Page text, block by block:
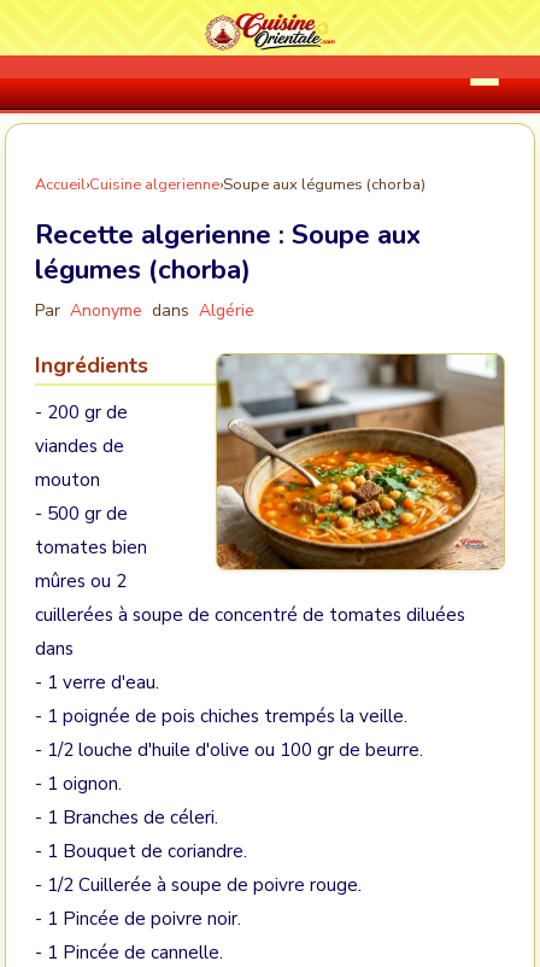
Accueil›Cuisine algerienne›Soupe aux légumes (chorba)
Recette algerienne : Soupe aux
légumes (chorba)
Par Anonyme dans Algérie
Ingrédients
- 200 gr de
viandes de
mouton
- 500 gr de
tomates bien
mûres ou 2
cuillerées à soupe de concentré de tomates diluées
dans
- 1 verre d'eau.
- 1 poignée de pois chiches trempés la veille.
- 1/2 louche d'huile d'olive ou 100 gr de beurre.
- 1 oignon.
- 1 Branches de céleri.
- 1 Bouquet de coriandre.
- 1/2 Cuillerée à soupe de poivre rouge.
- 1 Pincée de poivre noir.
- 1 Pincée de cannelle.